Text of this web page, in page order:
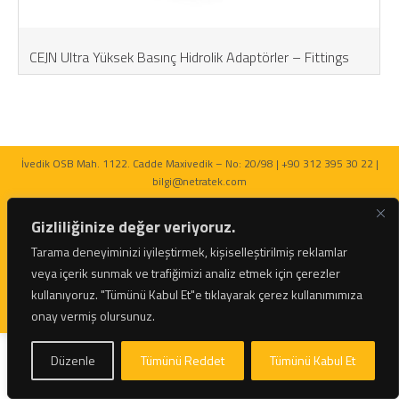
Gizliliğinize değer veriyoruz.
Tarama deneyiminizi iyileştirmek, kişiselleştirilmiş reklamlar
veya içerik sunmak ve trafiğimizi analiz etmek için çerezler
kullanıyoruz. "Tümünü Kabul Et"e tıklayarak çerez kullanımımıza
onay vermiş olursunuz.
Düzenle Tümünü Reddet Tümünü Kabul Et
CEJN Ultra Yüksek Basınç Hidrolik Adaptörler – Fittings
İvedik OSB Mah. 1122. Cadde Maxivedik – No: 20/98 | +90 312 395 30 22 |
bilgi@netratek.com
© 2026 Netratek - Tork Anahtarları ve Hidrolik Krikolar Tüm Hakları Saklıdır.